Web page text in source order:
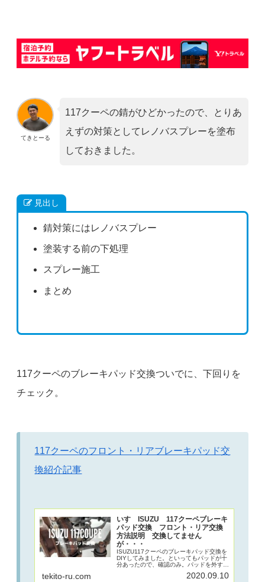
てきとーる
117クーペの錆がひどかったので、とりあ
えずの対策としてレノバスプレーを塗布
しておきました。
見出し
錆対策にはレノバスプレー
塗装する前の下処理
スプレー施工
まとめ
117クーペのブレーキパッド交換ついでに、下回りを
チェック。
117クーペのフロント・リアブレーキパッド交
換紹介記事
いすゞISUZU 117クーペブレーキ
パッド交換 フロント・リア交換
方法説明 交換してません
が・・・
ISUZU117クーペのブレーキパッド交換を
DIYしてみました。といってもパッドが十
分あったので、確認のみ。パッドを外すと
ころまで写真とともに解説。その後の手順
についても説明しています。パッド交換は
tekito-ru.com 2020.09.10